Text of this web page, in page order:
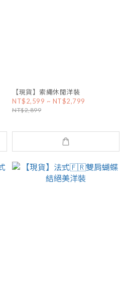
【現貨】索繩休閒洋裝
NT$2,599 ~ NT$2,799
NT$2,899